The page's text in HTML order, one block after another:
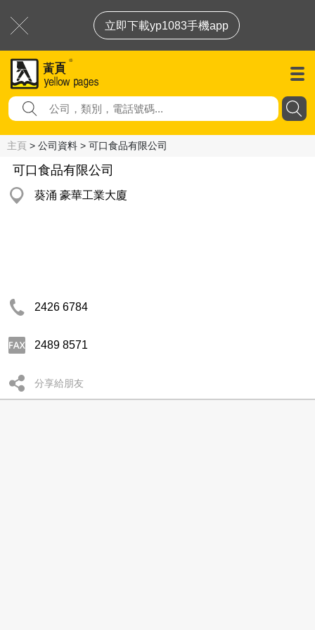
立即下載yp1083手機app
主頁 > 公司資料 > 可口食品有限公司
可口食品有限公司
葵涌 豪華工業大廈
2426 6784
2489 8571
分享給朋友